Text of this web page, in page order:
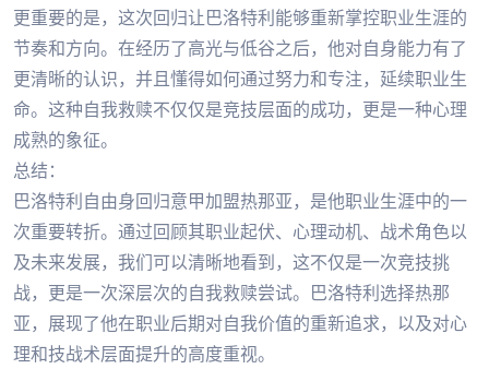
更重要的是，这次回归让巴洛特利能够重新掌控职业生涯的
节奏和方向。在经历了高光与低谷之后，他对自身能力有了
更清晰的认识，并且懂得如何通过努力和专注，延续职业生
命。这种自我救赎不仅仅是竞技层面的成功，更是一种心理
成熟的象征。
总结：
巴洛特利自由身回归意甲加盟热那亚，是他职业生涯中的一
次重要转折。通过回顾其职业起伏、心理动机、战术角色以
及未来发展，我们可以清晰地看到，这不仅是一次竞技挑
战，更是一次深层次的自我救赎尝试。巴洛特利选择热那
亚，展现了他在职业后期对自我价值的重新追求，以及对心
理和技战术层面提升的高度重视。